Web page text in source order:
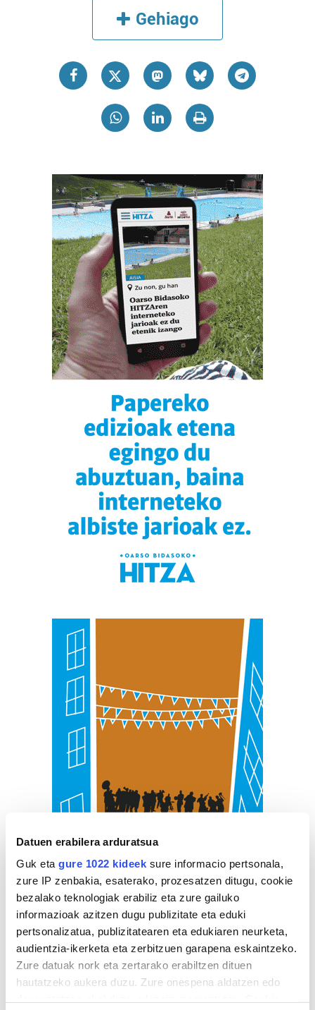
Datuen erabilera arduratsua
Guk eta gure 1022 kideek sure informacio pertsonala,
zure IP zenbakia, esaterako, prozesatzen ditugu, cookie
bezalako teknologiak erabiliz eta zure gailuko
informazioak azitzen dugu publizitate eta eduki
pertsonalizatua, publizitatearen eta edukiaren neurketa,
audientzia-ikerketa eta zerbitzuen garapena eskaintzeko.
Zure datuak nork eta zertarako erabiltzen dituen
hautatzeko aukera duzu. Zure onespena aldatzen edo
Gehiago